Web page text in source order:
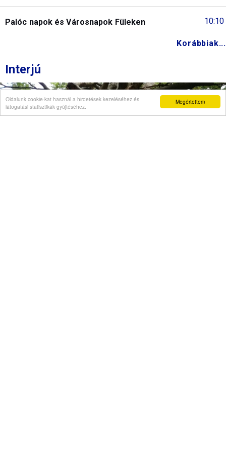
Megértettem
Oldalunk cookie-kat használ a hirdetések kezeléséhez és
látogatási statisztikák gyűjtéséhez.
10:10
Palóc napok és Városnapok Füleken
Korábbiak...
Interjú